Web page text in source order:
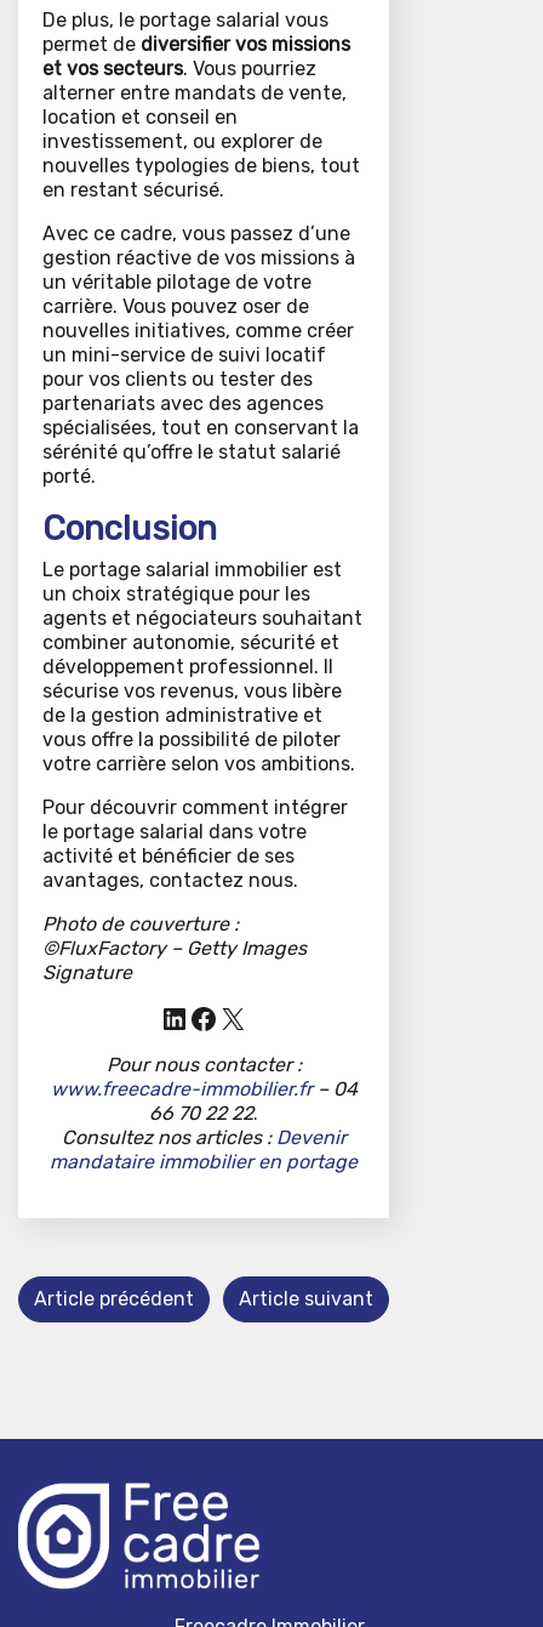
De plus, le portage salarial vous
permet de diversifier vos missions
et vos secteurs. Vous pourriez
alterner entre mandats de vente,
location et conseil en
investissement, ou explorer de
nouvelles typologies de biens, tout
en restant sécurisé.
Avec ce cadre, vous passez d’une
gestion réactive de vos missions à
un véritable pilotage de votre
carrière. Vous pouvez oser de
nouvelles initiatives, comme créer
un mini-service de suivi locatif
pour vos clients ou tester des
partenariats avec des agences
spécialisées, tout en conservant la
sérénité qu’offre le statut salarié
porté.
Conclusion
Le portage salarial immobilier est
un choix stratégique pour les
agents et négociateurs souhaitant
combiner autonomie, sécurité et
développement professionnel. Il
sécurise vos revenus, vous libère
de la gestion administrative et
vous offre la possibilité de piloter
votre carrière selon vos ambitions.
Pour découvrir comment intégrer
le portage salarial dans votre
activité et bénéficier de ses
avantages, contactez nous.
Photo de couverture :
©FluxFactory – Getty Images
Signature
LinkedIn
Facebook
X
Pour nous contacter :
www.freecadre-immobilier.fr– 04
66 70 22 22.
Consultez nos articles : Devenir
mandataire immobilier en portage
Article précédent Article suivant